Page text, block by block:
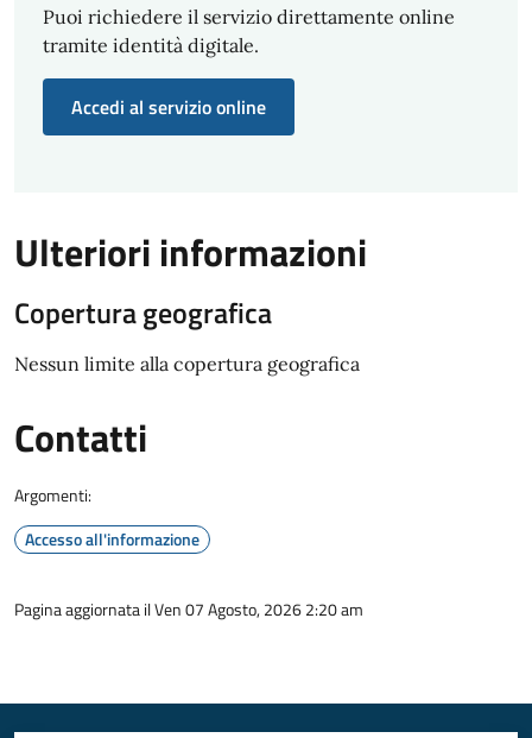
Puoi richiedere il servizio direttamente online
tramite identità digitale.
Accedi al servizio online
Ulteriori informazioni
Copertura geografica
Nessun limite alla copertura geografica
Contatti
Argomenti:
Accesso all'informazione
Pagina aggiornata il Ven 07 Agosto, 2026 2:20 am